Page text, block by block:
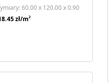
60.00 x 120.00 x 0.90
zł/m2